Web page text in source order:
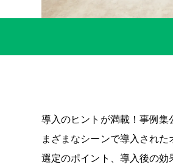
導入のヒントが満載！事例
まざまなシーンで導入され
選定のポイント、導入後の